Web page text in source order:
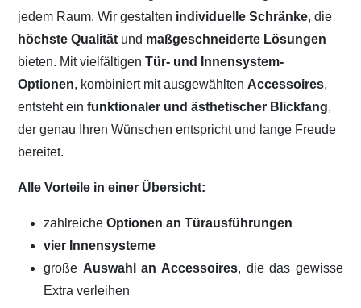
jedem Raum. Wir gestalten individuelle Schränke, die
höchste Qualität und maßgeschneiderte Lösungen
bieten. Mit vielfältigenTür- und Innensystem-
Optionen, kombiniert mit ausgewählten Accessoires,
entsteht einfunktionaler und ästhetischer Blickfang,
der genau Ihren Wünschen entspricht und lange Freude
bereitet.
Alle Vorteile in einer Übersicht:
zahlreicheOptionen an Türausführungen
vier Innensysteme
große Auswahl an Accessoires, die das gewisse
Extra verleihen